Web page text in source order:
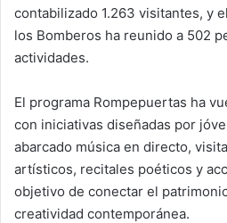
contabilizado 1.263 visitantes, y
los Bomberos ha reunido a 502
actividades.
El programa Rompepuertas ha
con iniciativas diseñadas por
abarcado música en directo,
artísticos, recitales poéticos y
objetivo de conectar el
creatividad contemporánea.